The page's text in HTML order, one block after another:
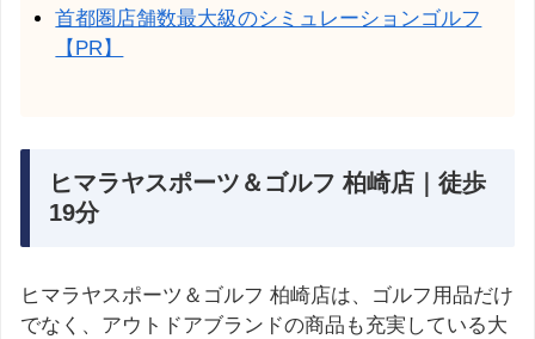
首都圏店舗数最大級のシミュレーションゴルフ
【PR】
ヒマラヤスポーツ＆ゴルフ 柏崎店｜徒歩
19分
ヒマラヤスポーツ＆ゴルフ 柏崎店は、ゴルフ用品だけ
でなく、アウトドアブランドの商品も充実している大